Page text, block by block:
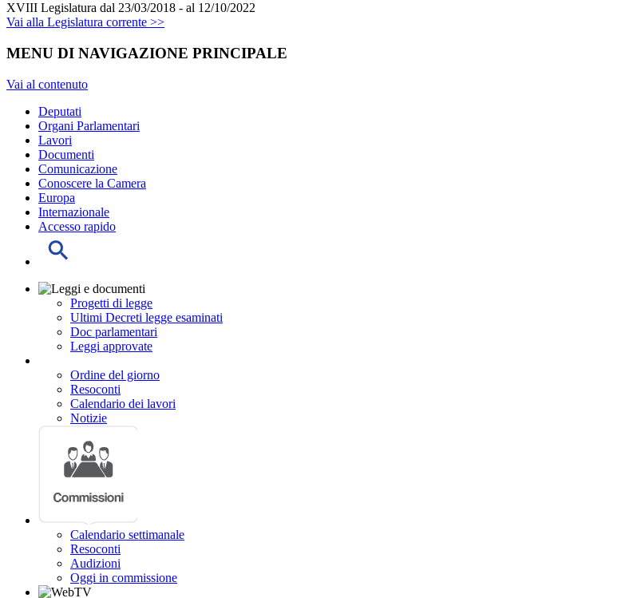
XVIII Legislatura dal 23/03/2018 - al 12/10/2022
Vai alla Legislatura corrente >>
MENU DI NAVIGAZIONE PRINCIPALE
Vai al contenuto
Deputati
Organi Parlamentari
Lavori
Documenti
Comunicazione
Conoscere la Camera
Europa
Internazionale
Accesso rapido
Progetti di legge
Ultimi Decreti legge esaminati
Doc parlamentari
Leggi approvate
Ordine del giorno
Resoconti
Calendario dei lavori
Notizie
Calendario settimanale
Resoconti
Audizioni
Oggi in commissione